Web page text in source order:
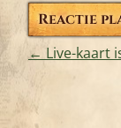
Bericht
← Live-kaart